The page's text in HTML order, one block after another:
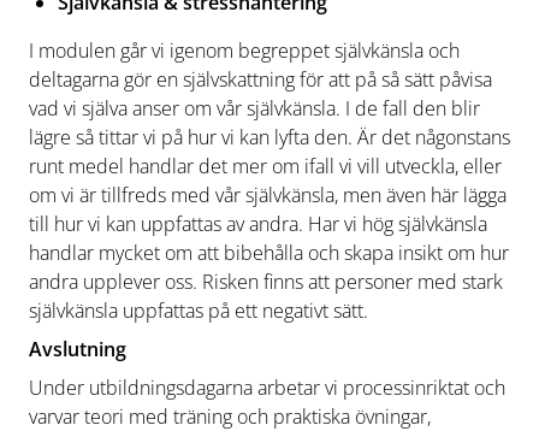
I modulen går vi igenom begreppet självkänsla och
deltagarna gör en självskattning för att på så sätt påvisa
vad vi själva anser om vår självkänsla. I de fall den blir
lägre så tittar vi på hur vi kan lyfta den. Är det någonstans
runt medel handlar det mer om ifall vi vill utveckla, eller
om vi är tillfreds med vår självkänsla, men även här lägga
till hur vi kan uppfattas av andra. Har vi hög självkänsla
handlar mycket om att bibehålla och skapa insikt om hur
andra upplever oss. Risken finns att personer med stark
självkänsla uppfattas på ett negativt sätt.
Avslutning
Under utbildningsdagarna arbetar vi processinriktat och
varvar teori med träning och praktiska övningar,